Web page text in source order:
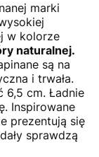
marki
w kolorze
naturalnej.
są na
i trwała.
6,5 cm. Ładnie
Inspirowane
prezentują się
sprawdzą